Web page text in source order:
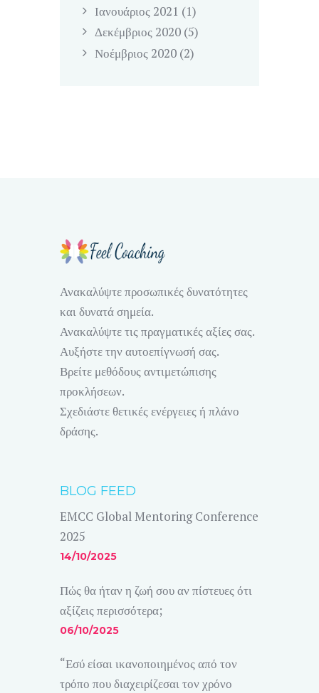
Ιανουάριος 2021 (1)
Δεκέμβριος 2020 (5)
Νοέμβριος 2020 (2)
Ανακαλύψτε προσωπικές δυνατότητες
και δυνατά σημεία.
Ανακαλύψτε τις πραγματικές αξίες σας.
Αυξήστε την αυτοεπίγνωσή σας.
Βρείτε μεθόδους αντιμετώπισης
προκλήσεων.
Σχεδιάστε θετικές ενέργειες ή πλάνο
δράσης.
BLOG FEED
EMCC Global Mentoring Conference
2025
14/10/2025
Πώς θα ήταν η ζωή σου αν πίστευες ότι
αξίζεις περισσότερα;
06/10/2025
“Εσύ είσαι ικανοποιημένος από τον
τρόπο που διαχειρίζεσαι τον χρόνο